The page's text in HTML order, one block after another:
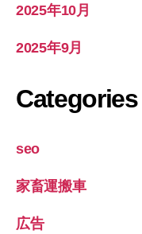
2025年10月
2025年9月
Categories
seo
家畜運搬車
広告